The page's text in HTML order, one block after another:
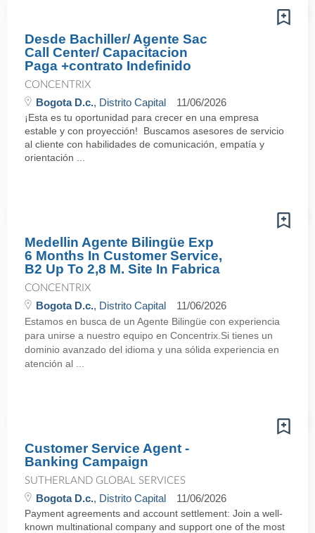
Desde Bachiller/ Agente Sac
Call Center/ Capacitacion
Paga +contrato Indefinido
CONCENTRIX
Bogota D.c., Distrito Capital 11/06/2026
¡Esta es tu oportunidad para crecer en una empresa
estable y con proyección! Buscamos asesores de servicio
al cliente con habilidades de comunicación, empatía y
orientación ...
Medellin Agente Bilingüe Exp
6 Months In Customer Service,
B2 Up To 2,8 M. Site In Fabrica
CONCENTRIX
Bogota D.c., Distrito Capital 11/06/2026
Estamos en busca de un Agente Bilingüe con experiencia
para unirse a nuestro equipo en Concentrix.Si tienes un
dominio avanzado del idioma y una sólida experiencia en
atención al ...
Customer Service Agent -
Banking Campaign
SUTHERLAND GLOBAL SERVICES
Bogota D.c., Distrito Capital 11/06/2026
Payment agreements and account settlement: Join a well-
known multinational company and support one of the most